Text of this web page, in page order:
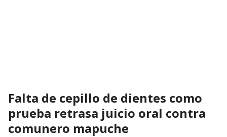
Falta de cepillo de dientes como
prueba retrasa juicio oral contra
comunero mapuche